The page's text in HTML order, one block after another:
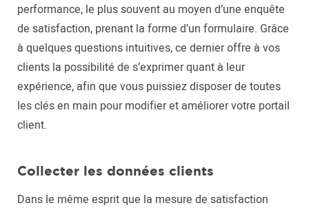
performance, le plus souvent au moyen d’une enquête
de satisfaction, prenant la forme d’un formulaire. Grâce
à quelques questions intuitives, ce dernier offre à vos
clients la possibilité de s’exprimer quant à leur
expérience, afin que vous puissiez disposer de toutes
les clés en main pour modifier et améliorer votre portail
client.
Collecter les données clients
Dans le même esprit que la mesure de satisfaction